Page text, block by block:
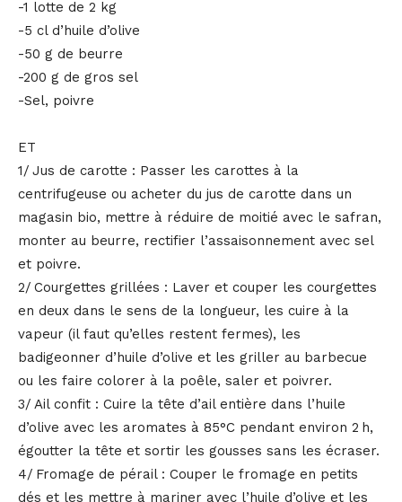
-1 lotte de 2 kg
-5 cl d’huile d’olive
-50 g de beurre
-200 g de gros sel
-Sel, poivre
ET
1/ Jus de carotte : Passer les carottes à la
centrifugeuse ou acheter du jus de carotte dans un
magasin bio, mettre à réduire de moitié avec le safran,
monter au beurre, rectifier l’assaisonnement avec sel
et poivre.
2/ Courgettes grillées : Laver et couper les courgettes
en deux dans le sens de la longueur, les cuire à la
vapeur (il faut qu’elles restent fermes), les
badigeonner d’huile d’olive et les griller au barbecue
ou les faire colorer à la poêle, saler et poivrer.
3/ Ail confit : Cuire la tête d’ail entière dans l’huile
d’olive avec les aromates à 85°C pendant environ 2 h,
égoutter la tête et sortir les gousses sans les écraser.
4/ Fromage de pérail : Couper le fromage en petits
dés et les mettre à mariner avec l’huile d’olive et les